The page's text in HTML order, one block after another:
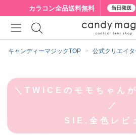
カラコン全品送料無料 当日発送
キャンディーマジックTOP 公式クリエイタ
＼TWICEのモモちゃん
／
SIE.全色レビ